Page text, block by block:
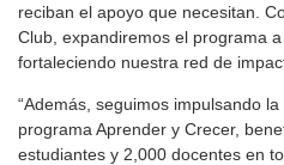
reciban el apoyo que necesitan.
Club, expandiremos el programa
fortaleciendo nuestra red de
“Además, seguimos impulsando
programa Aprender y Crecer,
estudiantes y 2,000 docentes en